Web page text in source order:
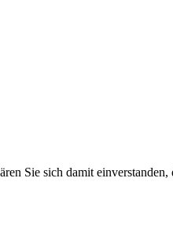
Sie sich damit einverstanden,